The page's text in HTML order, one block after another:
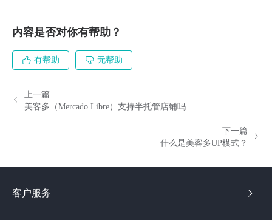
内容是否对你有帮助？
有帮助 无帮助
上一篇
美客多（Mercado Libre）支持半托管店铺吗
下一篇
什么是美客多UP模式？
客户服务